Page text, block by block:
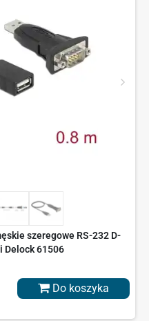
szeregowe RS-232 D-
Delock 61506
Do koszyka